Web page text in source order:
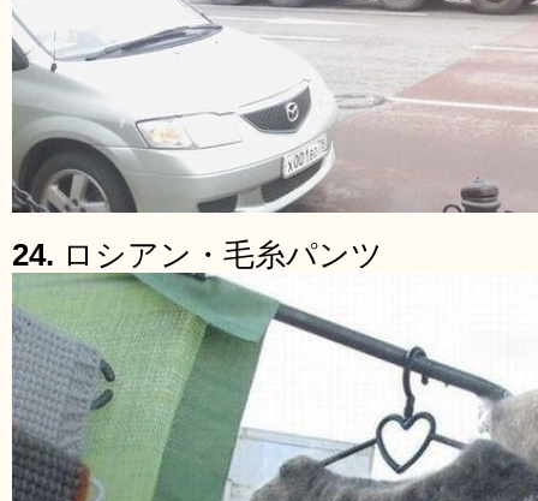
24. ロシアン・毛糸パンツ